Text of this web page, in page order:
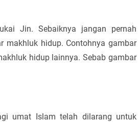
Jin. Sebaiknya jangan pernah
makhluk hidup. Contohnya gambar
hidup lainnya. Sebab gambar
umat Islam telah dilarang untuk